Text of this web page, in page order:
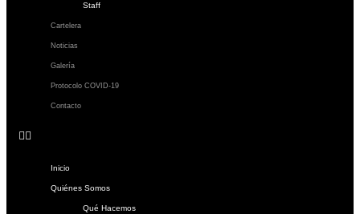
Staff
Cartelera
Noticias
Galería
Protocolo COVID-19
Contacto
Inicio
Quiénes Somos
Qué Hacemos